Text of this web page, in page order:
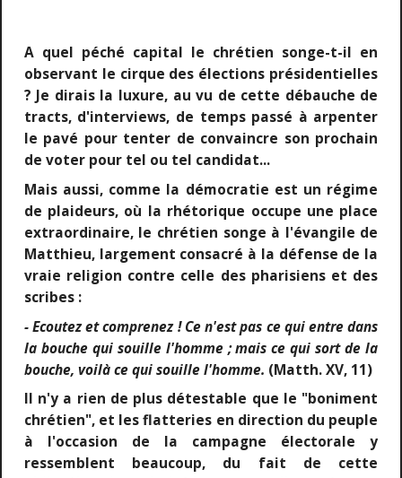
A quel péché capital le chrétien songe-t-il en
observant le cirque des élections présidentielles
? Je dirais la luxure, au vu de cette débauche de
tracts, d'interviews, de temps passé à arpenter
le pavé pour tenter de convaincre son prochain
de voter pour tel ou tel candidat...
Mais aussi, comme la démocratie est un régime
de plaideurs, où la rhétorique occupe une place
extraordinaire, le chrétien songe à l'évangile de
Matthieu, largement consacré à la défense de la
vraie religion contre celle des pharisiens et des
scribes :
- Ecoutez et comprenez ! Ce n'est pas ce qui entre dans
la bouche qui souille l'homme ; mais ce qui sort de la
bouche, voilà ce qui souille l'homme. (Matth. XV, 11)
Il n'y a rien de plus détestable que le "boniment
chrétien", et les flatteries en direction du peuple
à l'occasion de la campagne électorale y
ressemblent beaucoup, du fait de cette